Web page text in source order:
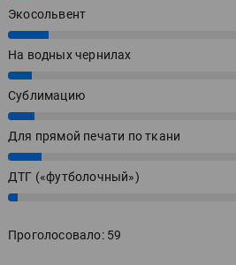
Экосольвент
12%
На водных чернилах
7%
Сублимацию
8%
Для прямой печати по ткани
10%
ДТГ («футболочный»)
3%
Проголосовало: 59